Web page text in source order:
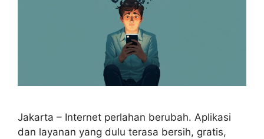
Jakarta – Internet perlahan berubah. Aplikasi
dan layanan yang dulu terasa bersih, gratis,